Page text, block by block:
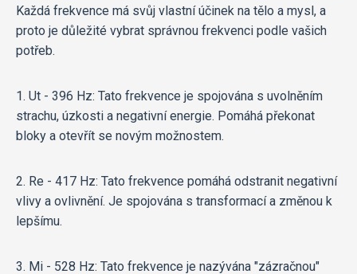
Každá frekvence má svůj vlastní účinek na tělo a mysl, a
proto je důležité vybrat správnou frekvenci podle vašich
potřeb.
1. Ut - 396 Hz: Tato frekvence je spojována s uvolněním
strachu, úzkosti a negativní energie. Pomáhá překonat
bloky a otevřít se novým možnostem.
2. Re - 417 Hz: Tato frekvence pomáhá odstranit negativní
vlivy a ovlivnění. Je spojována s transformací a změnou k
lepšímu.
3. Mi - 528 Hz: Tato frekvence je nazývána "zázračnou"